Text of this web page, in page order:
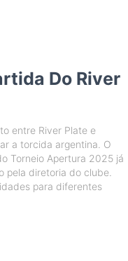
Do River
entre River Plate e
a torcida argentina. O
Torneio Apertura 2025 já
pela diretoria do clube.
para diferentes